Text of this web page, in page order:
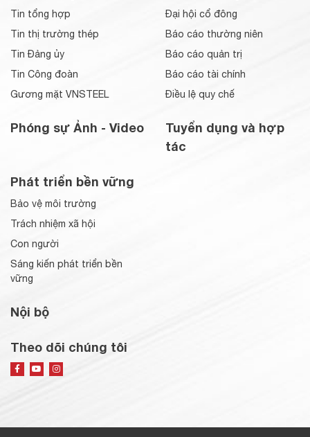
Tin tổng hợp
Tin thị trường thép
Tin Đảng ủy
Tin Công đoàn
Gương mặt VNSTEEL
Phóng sự Ảnh - Video
Đại hội cổ đông
Báo cáo thường niên
Báo cáo quản trị
Báo cáo tài chính
Điều lệ quy chế
Tuyển dụng và hợp
tác
Phát triển bền vững
Bảo vệ môi trường
Trách nhiệm xã hội
Con người
Sáng kiến phát triển bền
vững
Nội bộ
Theo dõi chúng tôi